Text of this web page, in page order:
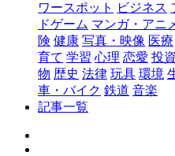
ワースポット
ビジネス
ドゲーム マンガ・アニ
険 健康 写真・映像 医療
育て 学習 心理 恋愛 投資
物 歴史 法律 玩具 環境
車・バイク 鉄道 音楽
記事一覧